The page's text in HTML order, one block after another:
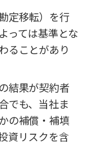
定移転）を行
っては基準とな
ることがあり
結果が契約者
でも、当社ま
の補償・補填
資リスクを含